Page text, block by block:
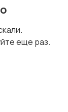
еще раз.